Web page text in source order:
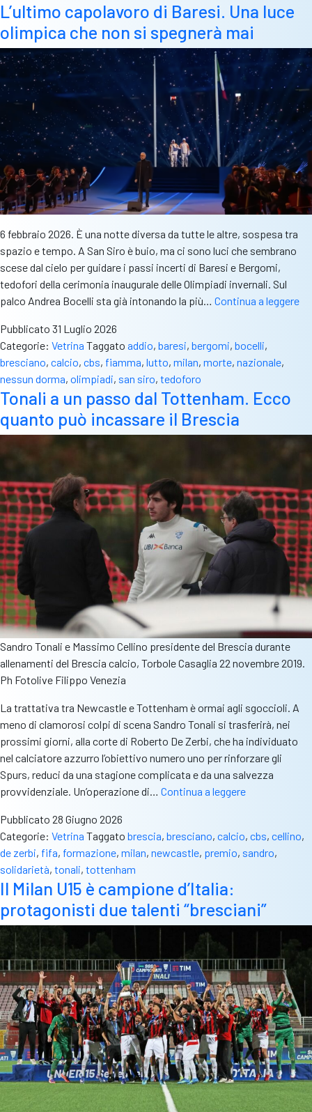
Si
supera
solo
con
capitani
come
Baresi
L’ultimo capolavoro di Baresi. Una luce
olimpica che non si spegnerà mai
6 febbraio 2026. È una notte diversa da tutte le altre, sospesa tra
spazio e tempo. A San Siro è buio, ma ci sono luci che sembrano
scese dal cielo per guidare i passi incerti di Baresi e Bergomi,
tedofori della cerimonia inaugurale delle Olimpiadi invernali. Sul
palco Andrea Bocelli sta già intonando la più… Continua a leggere
Pubblicato 31 Luglio 2026
Categorie: Vetrina Taggato addio, baresi, bergomi, bocelli,
bresciano, calcio, cbs, fiamma, lutto, milan, morte, nazionale,
nessun dorma, olimpiadi, san siro, tedoforo
Tonali a un passo dal Tottenham. Ecco
quanto può incassare il Brescia
Sandro Tonali e Massimo Cellino presidente del Brescia durante
allenamenti del Brescia calcio, Torbole Casaglia 22 novembre 2019.
Ph Fotolive Filippo Venezia
La trattativa tra Newcastle e Tottenham è ormai agli sgoccioli. A
meno di clamorosi colpi di scena Sandro Tonali si trasferirà, nei
prossimi giorni, alla corte di Roberto De Zerbi, che ha individuato
nel calciatore azzurro l’obiettivo numero uno per rinforzare gli
Spurs, reduci da una stagione complicata e da una salvezza
provvidenziale. Un’operazione di… Continua a leggereTonali
passo
dal
quanto
può
incassare
il
Brescia
Pubblicato 28 Giugno 2026
Categorie: Vetrina Taggato brescia, bresciano, calcio, cbs, cellino,
de zerbi, fifa, formazione, milan, newcastle, premio, sandro,
solidarietà, tonali, tottenham
Il Milan U15 è campione d’Italia:
protagonisti due talenti “bresciani”